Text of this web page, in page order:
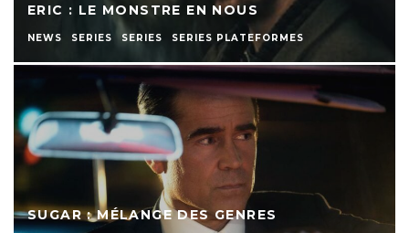
ERIC : LE MONSTRE EN NOUS
NEWS SERIES SERIES SERIES PLATEFORMES
SUGAR : MÉLANGE DES GENRES